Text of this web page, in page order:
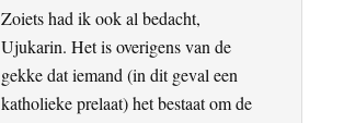
Zoiets had ik ook al bedacht,
Ujukarin. Het is overigens van de
gekke dat iemand (in dit geval een
katholieke prelaat) het bestaat om de